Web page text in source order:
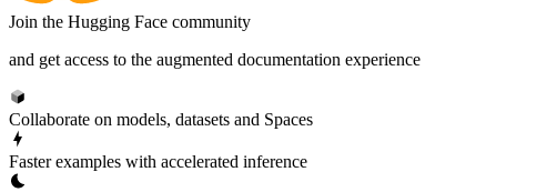
Join the Hugging Face community
and get access to the augmented documentation experience
Collaborate on models, datasets and Spaces
Faster examples with accelerated inference